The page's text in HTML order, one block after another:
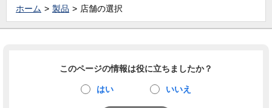
ホーム 製品 店舗の選択
このページの情報は役に立ちましたか？
はい いいえ